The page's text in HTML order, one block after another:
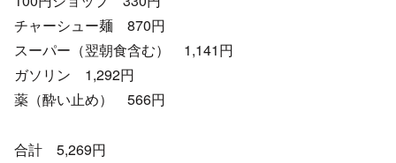
チャーシュー麺 870円
スーパー（翌朝食含む） 1,141円
ガソリン 1,292円
薬（酔い止め） 566円
合計 5,269円